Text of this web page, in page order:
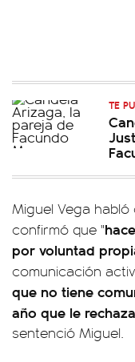
TE
Miguel Vega habló
confirmó que "
por voluntad
comunicación
que no tiene
año que le
sentenció Miguel.